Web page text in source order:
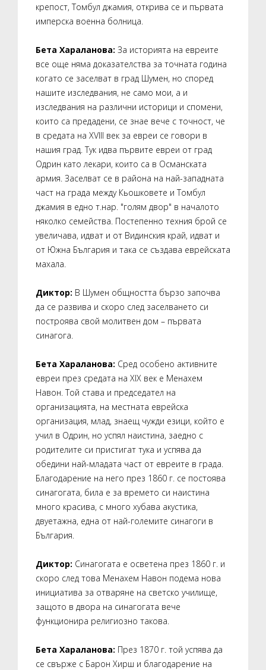
крепост, Томбул джамия, открива се и първата
имперска военна болница.
Бета Хараланова: За историята на евреите
все още няма доказателства за точната година
когато се заселват в град Шумен, но според
нашите изследвания, не само мои, а и
изследвания на различни историци и спомени,
които са предадени, се знае вече с точност, че
в средата на XVIII век за евреи се говори в
нашия град. Тук идва първите евреи от град
Одрин като лекари, които са в Османската
армия. Заселват се в района на най-западната
част на града между Кьошковете и Томбул
джамия в едно т.нар. "голям двор" в началото
няколко семейства. Постепенно техния брой се
увеличава, идват и от Видинския край, идват и
от Южна България и така се създава еврейската
махала.
Диктор: В Шумен общността бързо започва
да се развива и скоро след заселването си
построява свой молитвен дом – първата
синагога.
Бета Хараланова: Сред особено активните
евреи през средата на XIX век е Менахем
Навон. Той става и председател на
организацията, на местната еврейска
организация, млад, знаещ чужди езици, който е
учил в Одрин, но успял наистина, заедно с
родителите си пристигат тука и успява да
обедини най-младата част от евреите в града.
Благодарение на него през 1860 г. се постоява
синагогата, била е за времето си наистина
много красива, с много хубава акустика,
двуетажна, една от най-големите синагоги в
България.
Диктор: Синагогата е осветена през 1860 г. и
скоро след това Менахем Навон подема нова
инициатива за отваряне на светско училище,
защото в двора на синагогата вече
функционира религиозно такова.
Бета Хараланова: През 1870 г. той успява да
се свърже с Барон Хирш и благодарение на